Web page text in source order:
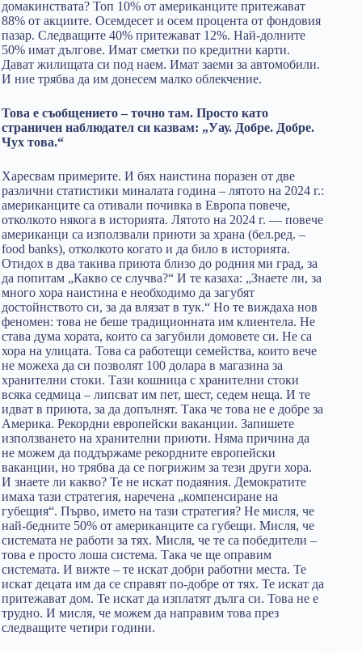
домакинствата? Топ 10% от американците притежават
88% от акциите. Осемдесет и осем процента от фондовия
пазар. Следващите 40% притежават 12%. Най-долните
50% имат дългове. Имат сметки по кредитни карти.
Дават жилищата си под наем. Имат заеми за автомобили.
И ние трябва да им донесем малко облекчение.
Това е съобщението – точно там. Просто като
страничен наблюдател си казвам: „Уау. Добре. Добре.
Чух това.“
Харесвам примерите. И бях наистина поразен от две
различни статистики миналата година – лятото на 2024 г.:
американците са отивали почивка в Европа повече,
отколкото някога в историята. Лятото на 2024 г. — повече
американци са използвали приюти за храна (бел.ред. –
food banks), отколкото когато и да било в историята.
Отидох в два такива приюта близо до родния ми град, за
да попитам „Какво се случва?“ И те казаха: „Знаете ли, за
много хора наистина е необходимо да загубят
достойнството си, за да влязат в тук.“ Но те виждаха нов
феномен: това не беше традиционната им клиентела. Не
става дума хората, които са загубили домовете си. Не са
хора на улицата. Това са работещи семейства, които вече
не можеха да си позволят 100 долара в магазина за
хранителни стоки. Тази кошница с хранителни стоки
всяка седмица – липсват им пет, шест, седем неща. И те
идват в приюта, за да допълнят. Така че това не е добре за
Америка. Рекордни европейски ваканции. Запишете
използването на хранителни приюти. Няма причина да
не можем да поддържаме рекордните европейски
ваканции, но трябва да се погрижим за тези други хора.
И знаете ли какво? Те не искат подаяния. Демократите
имаха тази стратегия, наречена „компенсиране на
губещия“. Първо, името на тази стратегия? Не мисля, че
най-бедните 50% от американците са губещи. Мисля, че
системата не работи за тях. Мисля, че те са победители –
това е просто лоша система. Така че ще оправим
системата. И вижте – те искат добри работни места. Те
искат децата им да се справят по-добре от тях. Те искат да
притежават дом. Те искат да изплатят дълга си. Това не е
трудно. И мисля, че можем да направим това през
следващите четири години.